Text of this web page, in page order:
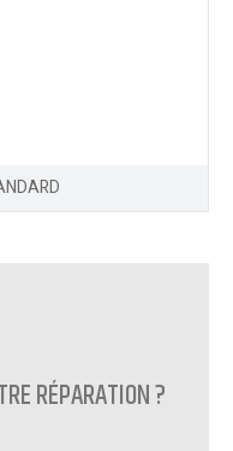
RÉPARATION ?